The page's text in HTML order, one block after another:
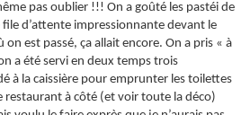
pas oublier !!! On a goûté les pastéi de
d’attente impressionnante devant le
on est passé, ça allait encore. On a pris « à
a été servi en deux temps trois
à la caissière pour emprunter les toilettes
restaurant à côté (et voir toute la déco)